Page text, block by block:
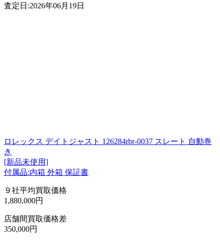
査定日:2026年06月19日
ロレックス デイトジャスト 126284rbr-0037 スレート 自動巻
き
[新品未使用]
付属品:内箱 外箱 保証書
９社平均買取価格
1,880,000円
店舗間買取価格差
350,000円